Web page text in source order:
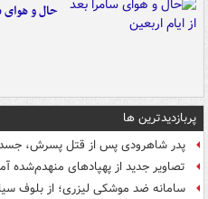
حال و هوای
پربازدیدترین ها
پدر شاهرودی پس از قتل پسرش، جسد
تصاویر جدید از پهپادهای منهدم‌شده
سامانه ضد موشکی لیزری؛ از بلوف